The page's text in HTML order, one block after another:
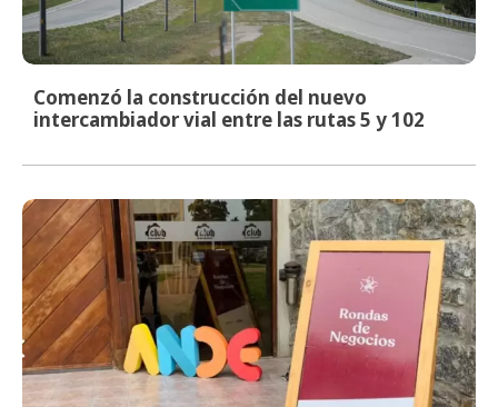
Comenzó la construcción del nuevo
intercambiador vial entre las rutas 5 y 102